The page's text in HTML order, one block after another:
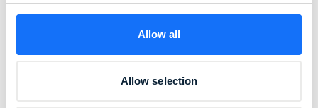
Allow all
Allow selection